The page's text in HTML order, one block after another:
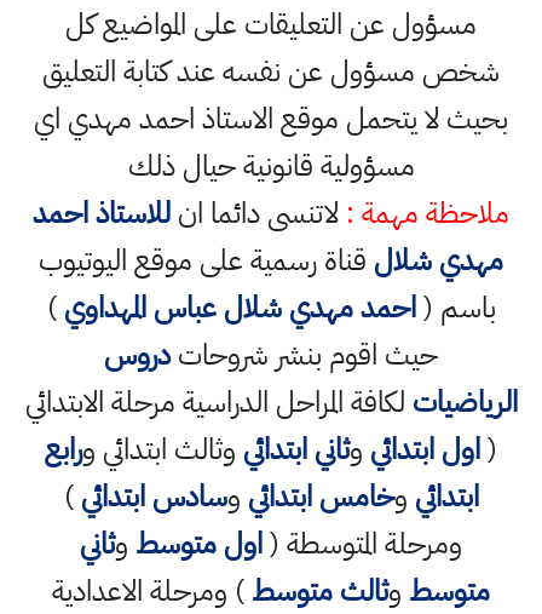
مسؤول عن التعليقات على المواضيع كل
شخص مسؤول عن نفسه عند كتابة التعليق
بحيث لا يتحمل موقع الاستاذ احمد مهدي اي
مسؤولية قانونية حيال ذلك
ملاحظة مهمة : لاتنسى دائما انللاستاذ احمد
مهدي شلال قناة رسمية على موقع اليوتيوب
باسم (احمد مهدي شلال عباس المهداوي)
حيث اقوم بنشر شروحاتدروس
الرياضيات لكافة المراحل الدراسية مرحلة الابتدائي
(اول ابتدائي وثاني ابتدائي وثالث ابتدائي ورابع
ابتدائي وخامس ابتدائي وسادس ابتدائي)
ومرحلة المتوسطة (اول متوسط وثاني
متوسط وثالث متوسط) ومرحلة الاعدادية